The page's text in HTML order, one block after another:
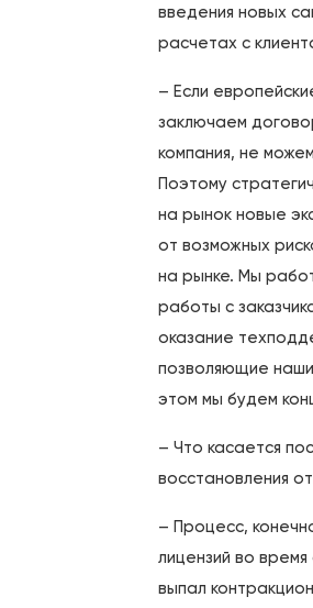
введения новых
расчетах с
– Если
заключаем
компания, не
Поэтому
на рынок новые
от возможных
на рынке. Мы
работы с
оказание
позволяющие
этом мы будем
– Что касается
восстановления
– Процесс,
лицензий во
выпал